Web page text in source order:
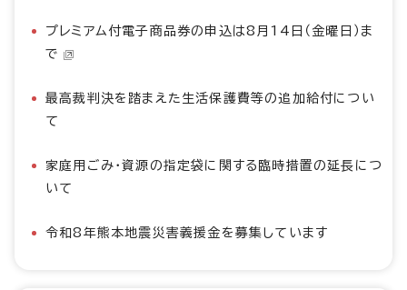
プレミアム付電子商品券の申込は8月14日（金曜日）ま
で
最高裁判決を踏まえた生活保護費等の追加給付につい
て
家庭用ごみ・資源の指定袋に関する臨時措置の延長につ
いて
令和8年熊本地震災害義援金を募集しています